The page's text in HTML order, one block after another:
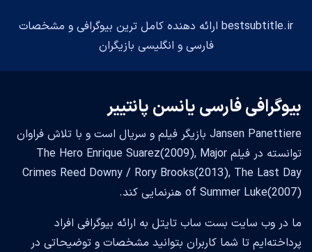
bestsubtitle.ir ارائه دهنده کامل ترین بیوگرافی و مشخصات
فارسی و انگلیسی بازیگران
بیوگرافی فارسی یانسن پانتییر
Jansen Panettiere بازیگر فیلم و سریال است و با تلاش فراوان
توانسته در فیلم The Hero Enrique Suarez(2009), Major
Crimes Reed Downy / Rory Brooks(2013), The Last Day
of Summer Luke(2007) هنرنمایی کند.
ما در وب سایت بست ساب تایتل به ارائه بیوگرافی افراد
پرداخته‌ایم تا شما کاربران بتوانید مشخصات و توضیحاتی در